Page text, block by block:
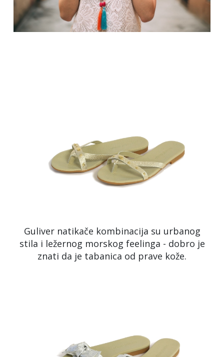
Guliver natikače kombinacija su urbanog
stila i ležernog morskog feelinga - dobro je
znati da je tabanica od prave kože.